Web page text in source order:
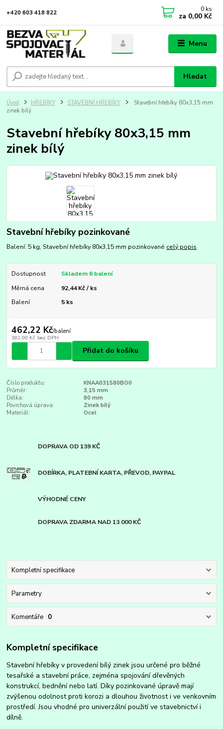
Menu
Hledat
+420 603 418 822 0 ks
za 0,00 Kč
Úvod HŘEBÍKY STAVEBNÍ HŘEBÍKY
Stavební hřebíky 80x3,15 mm
zinek bílý
Stavební hřebíky 80x3,15 mm
zinek bílý
Stavební hřebíky pozinkované
Balení: 5 kg, Stavební hřebíky 80x3,15 mm pozinkované celý popis
Dostupnost
Skladem 6 balení
Měrná cena
92,44 Kč / ks
Balení
5 ks
462,22 Kč/balení
382,00 Kč bez DPH
Přidat do košíku
Číslo produktu:
KNAA031580BO0
Průměr:
3,15 mm
Délka:
80 mm
Povrchová úprava:
Zinek bílý
Materiál:
Ocel
DOPRAVA OD 139 KČ
DOBÍRKA, PLATEBNÍ KARTA, PŘEVOD, PAYPAL
VÝHODNÉ CENY
DOPRAVA ZDARMA NAD 13 000 KČ
Kompletní specifikace
Parametry
Komentáře 0
Kompletní specifikace
Stavební hřebíky v provedení bílý zinek jsou určené pro běžné
tesařské a stavební práce, zejména spojování dřevěných
konstrukcí, bednění nebo latí. Díky pozinkované úpravě mají
zvýšenou odolnost proti korozi a dlouhou životnost i ve venkovním
prostředí. Jsou vhodné pro univerzální použití ve stavebnictví i
dílně.